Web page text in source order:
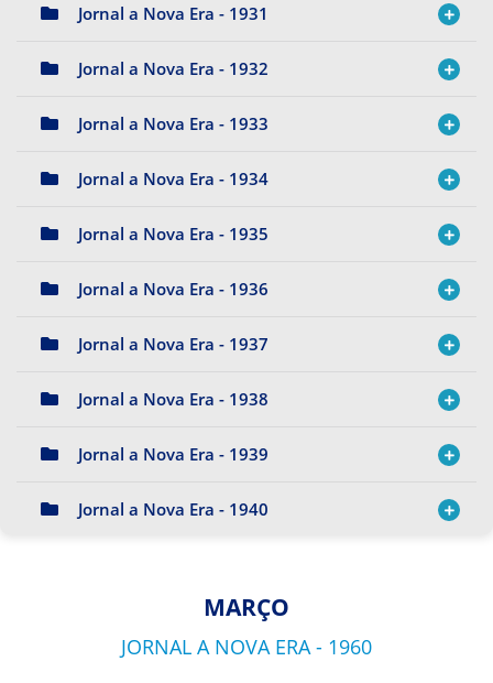
Jornal a Nova Era - 1931
Jornal a Nova Era - 1932
Jornal a Nova Era - 1933
Jornal a Nova Era - 1934
Jornal a Nova Era - 1935
Jornal a Nova Era - 1936
Jornal a Nova Era - 1937
Jornal a Nova Era - 1938
Jornal a Nova Era - 1939
Jornal a Nova Era - 1940
Jornal a Nova Era - 1942
MARÇO
JORNAL A NOVA ERA - 1960